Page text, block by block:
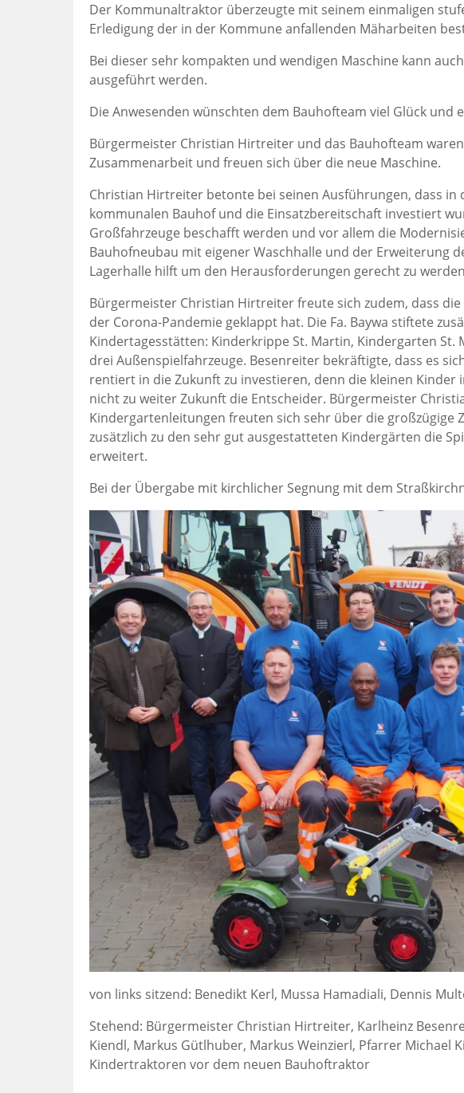
Der Kommunaltraktor überzeugte mit seinem einmaligen
Erledigung der in der Kommune anfallenden Mäharbeiten
Bei dieser sehr kompakten und wendigen Maschine kann
ausgeführt werden.
Die Anwesenden wünschten dem Bauhofteam viel Glück und
Bürgermeister Christian Hirtreiter und das Bauhofteam
Zusammenarbeit und freuen sich über die neue Maschine.
Christian Hirtreiter betonte bei seinen Ausführungen, dass in
kommunalen Bauhof und die Einsatzbereitschaft investiert
Großfahrzeuge beschafft werden und vor allem die
Bauhofneubau mit eigener Waschhalle und der Erweiterung
Lagerhalle hilft um den Herausforderungen gerecht zu
Bürgermeister Christian Hirtreiter freute sich zudem, dass
der Corona-Pandemie geklappt hat. Die Fa. Baywa stiftete
Kindertagesstätten: Kinderkrippe St. Martin, Kindergarten St.
drei Außenspielfahrzeuge. Besenreiter bekräftigte, dass es
rentiert in die Zukunft zu investieren, denn die kleinen
nicht zu weiter Zukunft die Entscheider. Bürgermeister
Kindergartenleitungen freuten sich sehr über die großzügige
zusätzlich zu den sehr gut ausgestatteten Kindergärten die
erweitert.
Bei der Übergabe mit kirchlicher Segnung mit dem
von links sitzend: Benedikt Kerl, Mussa Hamadiali, Dennis
Stehend: Bürgermeister Christian Hirtreiter, Karlheinz
Kiendl, Markus Gütlhuber, Markus Weinzierl, Pfarrer Michael
Kindertraktoren vor dem neuen Bauhoftraktor